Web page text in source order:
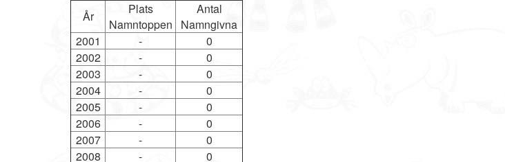
År
Plats
Namntoppen
Antal
Namngivna
2001
-
0
2002
-
0
2003
-
0
2004
-
0
2005
-
0
2006
-
0
2007
-
0
2008
-
0